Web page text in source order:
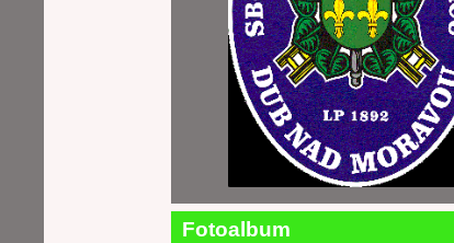
Fotoalbum